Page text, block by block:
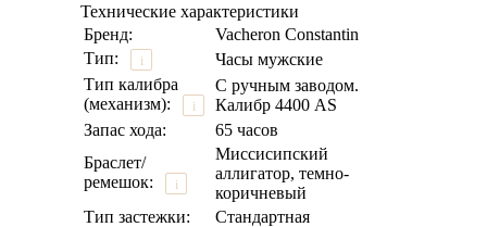
Технические характеристики
Бренд:
Vacheron Constantin
Тип:
i
Часы мужские
Тип калибра
(механизм):
i
С ручным заводом.
Калибр 4400 AS
Запас хода:
65 часов
Браслет/
ремешок:
i
Миссисипский
аллигатор, темно-
коричневый
Тип застежки:
Стандартная